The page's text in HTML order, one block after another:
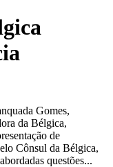
Gomes,
da Bélgica,
de
Cônsul da Bélgica,
questões...